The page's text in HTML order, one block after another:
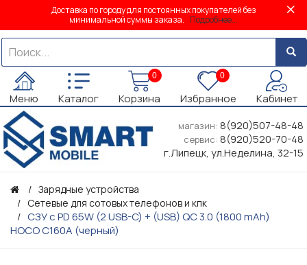
Доставка по городу для постоянных покупателей без
минимальной суммы заказа. Подробнее...
Меню Каталог
0
Корзина
0
Избранное Кабинет
магазин: 8(920)507-48-48
сервис: 8(920)520-70-48
г.Липецк, ул.Неделина, 32-15
Зарядные устройства
Сетевые для сотовых телефонов и кпк
СЗУ с PD 65W (2 USB-C) + (USB) QC 3.0 (1800 mAh)
HOCO C160A (черный)